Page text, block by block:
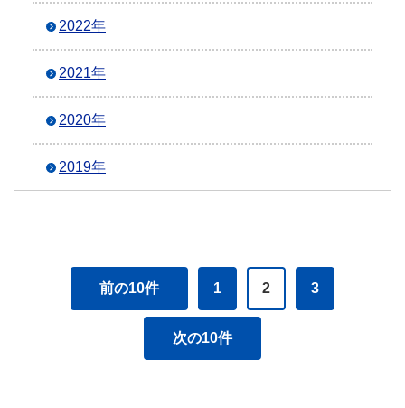
2022年
2021年
2020年
2019年
前の10件 1 2 3
次の10件